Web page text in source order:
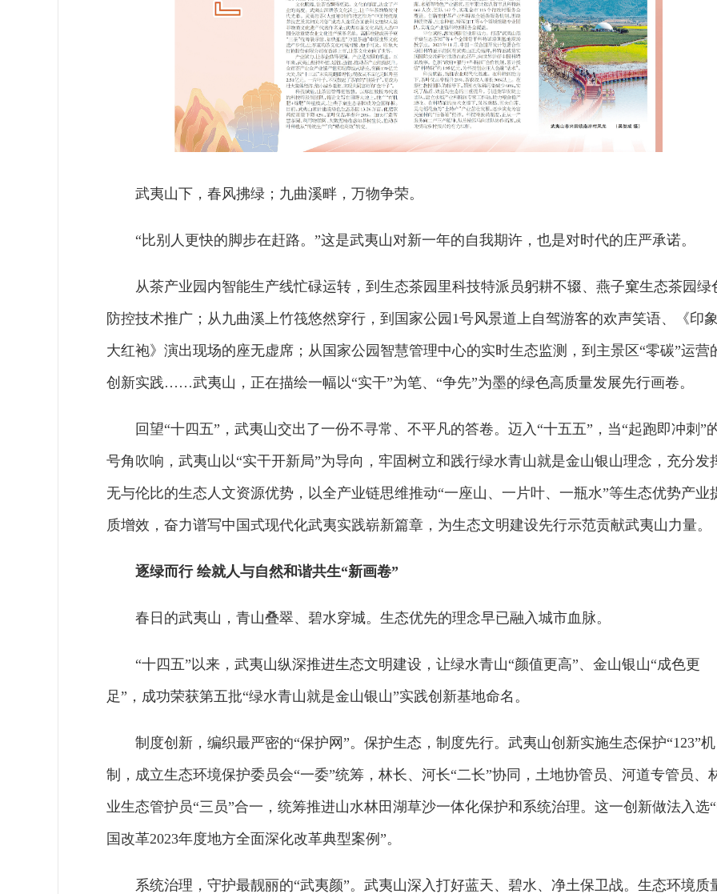
武夷山下，春风拂绿；九曲溪畔，万物争荣。
“比别人更快的脚步在赶路。”这是武夷山对新一年的自我期许，也是对时代的庄严承诺。
从茶产业园内智能生产线忙碌运转，到生态茶园里科技特派员躬耕不辍、燕子窠生态茶园绿
防控技术推广；从九曲溪上竹筏悠然穿行，到国家公园1号风景道上自驾游客的欢声笑语、《印象
大红袍》演出现场的座无虚席；从国家公园智慧管理中心的实时生态监测，到主景区“零碳”运营
创新实践……武夷山，正在描绘一幅以“实干”为笔、“争先”为墨的绿色高质量发展先行画卷。
回望“十四五”，武夷山交出了一份不寻常、不平凡的答卷。迈入“十五五”，当“起跑即冲刺”
号角吹响，武夷山以“实干开新局”为导向，牢固树立和践行绿水青山就是金山银山理念，充分发
无与伦比的生态人文资源优势，以全产业链思维推动“一座山、一片叶、一瓶水”等生态优势产业
质增效，奋力谱写中国式现代化武夷实践崭新篇章，为生态文明建设先行示范贡献武夷山力量。
逐绿而行 绘就人与自然和谐共生“新画卷”
春日的武夷山，青山叠翠、碧水穿城。生态优先的理念早已融入城市血脉。
“十四五”以来，武夷山纵深推进生态文明建设，让绿水青山“颜值更高”、金山银山“成色更
足”，成功荣获第五批“绿水青山就是金山银山”实践创新基地命名。
制度创新，编织最严密的“保护网”。保护生态，制度先行。武夷山创新实施生态保护“123”机
制，成立生态环境保护委员会“一委”统筹，林长、河长“二长”协同，土地协管员、河道专管员、
业生态管护员“三员”合一，统筹推进山水林田湖草沙一体化保护和系统治理。这一创新做法入选
国改革2023年度地方全面深化改革典型案例”。
系统治理，守护最靓丽的“武夷颜”。武夷山深入打好蓝天、碧水、净土保卫战。生态环境质